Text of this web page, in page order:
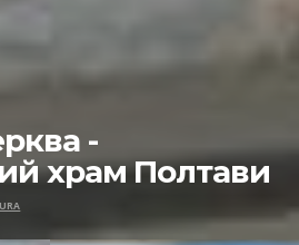
-
храм Полтави